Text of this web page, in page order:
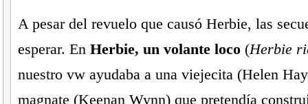
A pesar del revuelo que causó Herbie, las
esperar. En Herbie, un volante loco(Herbie
nuestro vw ayudaba a una viejecita (Helen
magnate (Keenan Wynn) que pretendía